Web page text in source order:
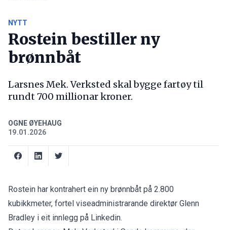
NYTT
Rostein bestiller ny
brønnbåt
Larsnes Mek. Verksted skal bygge fartøy til
rundt 700 millionar kroner.
OGNE ØYEHAUG
19.01.2026
Rostein har kontrahert ein ny brønnbåt på 2.800
kubikkmeter, fortel viseadministrarande direktør Glenn
Bradley i eit innlegg på Linkedin.